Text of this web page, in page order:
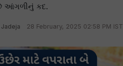
આંગળીનું કદ.
28 February, 2025 02:58 PM IST